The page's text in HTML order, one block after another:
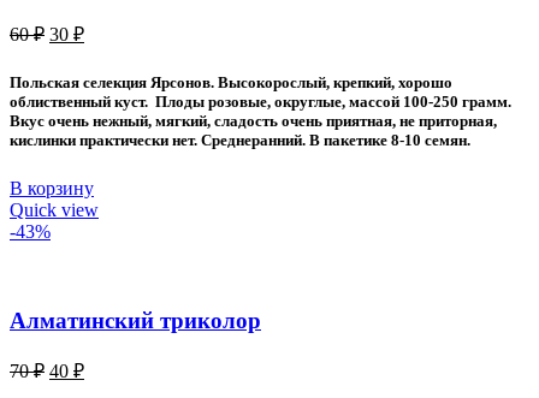
60₽ Первоначальная
60 ₽.
30 ₽Текущая
30 ₽.
Польская селекция Ярсонов. Высокорослый, крепкий, хорошо
облиственный куст. Плоды розовые, округлые, массой 100-250 грамм.
Вкус очень нежный, мягкий, сладость очень приятная, не приторная,
кислинки практически нет. Среднеранний. В пакетике 8-10 семян.
В корзину
Quick view
-43%
Алматинский триколор
70₽ Первоначальная
40 ₽Текущая